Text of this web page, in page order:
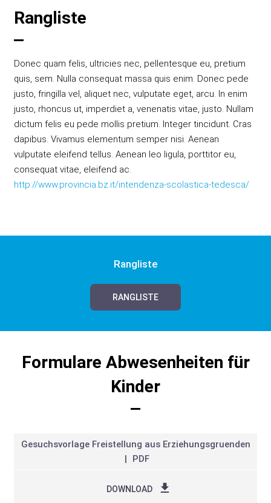
Rangliste
Donec quam felis, ultricies nec, pellentesque eu, pretium
quis, sem. Nulla consequat massa quis enim. Donec pede
justo, fringilla vel, aliquet nec, vulputate eget, arcu. In enim
justo, rhoncus ut, imperdiet a, venenatis vitae, justo. Nullam
dictum felis eu pede mollis pretium. Integer tincidunt. Cras
dapibus. Vivamus elementum semper nisi. Aenean
vulputate eleifend tellus. Aenean leo ligula, porttitor eu,
consequat vitae, eleifend ac.
http://www.provincia.bz.it/intendenza-scolastica-tedesca/
Rangliste
RANGLISTE
Formulare Abwesenheiten für
Kinder
Gesuchsvorlage Freistellung aus Erziehungsgruenden
PDF
DOWNLOAD